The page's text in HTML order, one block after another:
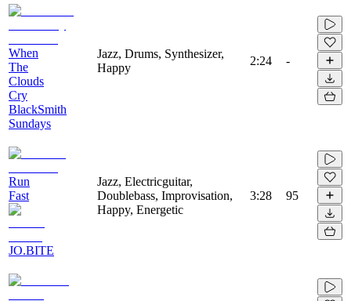
When
The
Clouds
Cry
BlackSmith
Sundays
Jazz, Drums, Synthesizer,
Happy
2:24 -
Run
Fast
JO.BITE
Jazz, Electricguitar,
Doublebass, Improvisation,
Happy, Energetic
3:28 95